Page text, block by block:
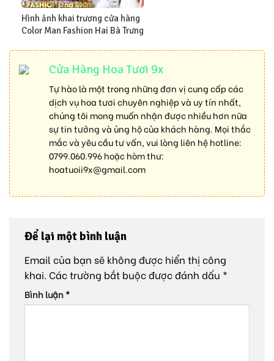
Hình ảnh khai trương cửa hàng
Color Man Fashion Hai Bà Trưng
Cửa Hàng Hoa Tươi 9x
Tự hào là một trong những đơn vị cung cấp các
dịch vụ hoa tươi chuyên nghiệp và uy tín nhất,
chúng tôi mong muốn nhận được nhiều hơn nữa
sự tin tưởng và ủng hộ của khách hàng. Mọi thắc
mắc và yêu cầu tư vấn, vui lòng liên hệ hotline:
0799.060.996hoặc hòm thư:
hoatuoii9x@gmail.com
Để lại một bình luận
Email của bạn sẽ không được hiển thị công
khai. Các trường bắt buộc được đánh dấu *
Bình luận*